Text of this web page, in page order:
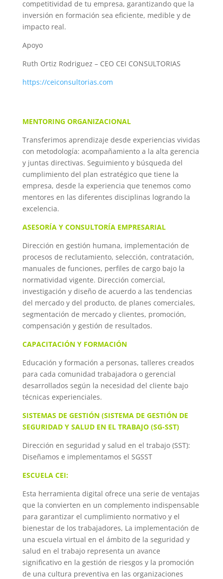
competitividad de tu empresa, garantizando que la
inversión en formación sea eficiente, medible y de
impacto real.
Apoyo
Ruth Ortiz Rodriguez – CEO CEI CONSULTORIAS
https://ceiconsultorias.com
MENTORING ORGANIZACIONAL
Transferimos aprendizaje desde experiencias vividas
con metodología: acompañamiento a la alta gerencia
y juntas directivas. Seguimiento y búsqueda del
cumplimiento del plan estratégico que tiene la
empresa, desde la experiencia que tenemos como
mentores en las diferentes disciplinas logrando la
excelencia.
ASESORÍA Y CONSULTORÍA EMPRESARIAL
Dirección en gestión humana, implementación de
procesos de reclutamiento, selección, contratación,
manuales de funciones, perfiles de cargo bajo la
normatividad vigente. Dirección comercial,
investigación y diseño de acuerdo a las tendencias
del mercado y del producto, de planes comerciales,
segmentación de mercado y clientes, promoción,
compensación y gestión de resultados.
CAPACITACIÓN Y FORMACIÓN
Educación y formación a personas, talleres creados
para cada comunidad trabajadora o gerencial
desarrollados según la necesidad del cliente bajo
técnicas experienciales.
SISTEMAS DE GESTIÓN (SISTEMA DE GESTIÓN DE
SEGURIDAD Y SALUD EN EL TRABAJO (SG-SST)
Dirección en seguridad y salud en el trabajo (SST):
Diseñamos e implementamos el SGSST
ESCUELA CEI:
Esta herramienta digital ofrece una serie de ventajas
que la convierten en un complemento indispensable
para garantizar el cumplimiento normativo y el
bienestar de los trabajadores, La implementación de
una escuela virtual en el ámbito de la seguridad y
salud en el trabajo representa un avance
significativo en la gestión de riesgos y la promoción
de una cultura preventiva en las organizaciones